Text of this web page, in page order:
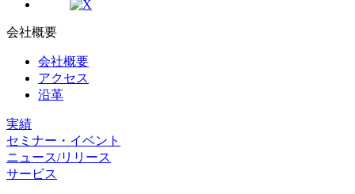
会社概要
会社概要
アクセス
沿革
実績
セミナー・イベント
ニュース/リリース
サービス